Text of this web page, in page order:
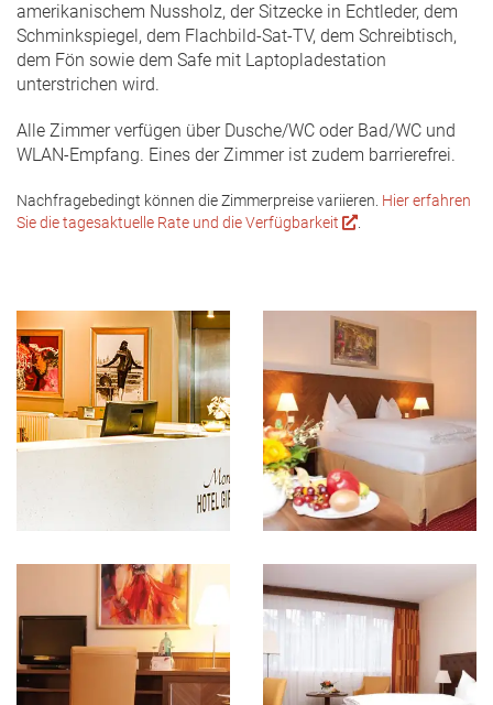
amerikanischem Nussholz, der Sitzecke in Echtleder, dem
Schminkspiegel, dem Flachbild-Sat-TV, dem Schreibtisch,
dem Fön sowie dem Safe mit Laptopladestation
unterstrichen wird.
Alle Zimmer verfügen über Dusche/WC oder Bad/WC und
WLAN-Empfang. Eines der Zimmer ist zudem barrierefrei.
Nachfragebedingt können die Zimmerpreise variieren. Hier erfahren
Sie die tagesaktuelle Rate und die Verfügbarkeit